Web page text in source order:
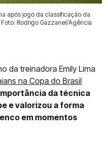
após jogo da classificação da
Rodrigo Gazzanel/Agência
da treinadora Emily Lima
na Copa do Brasil
da técnica
e valorizou a forma
em momentos